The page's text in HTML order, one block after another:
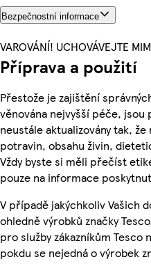
Bezpečnostní informace
VAROVÁNÍ! UCHOVÁVEJTE
Příprava a použití
Přestože je zajištění
věnována nejvyšší péče,
neustále aktualizovány tak,
potravin, obsahu živin,
Vždy byste si měli přečíst
pouze na informace
V případě jakýchkoliv Vašich
ohledně výrobků značky
pro služby zákazníkům Tesco
pokdu se nejedná o výrobek